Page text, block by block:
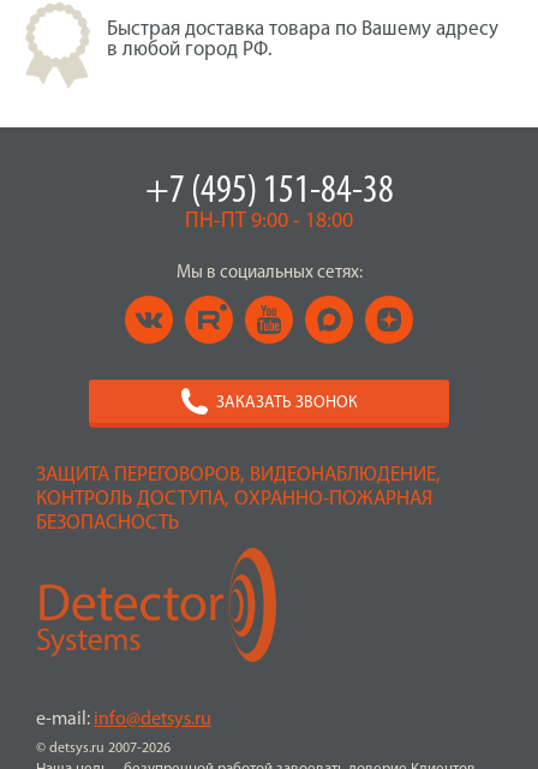
Быстрая доставка товара по Вашему адресу
в любой город РФ.
ЗАЩИТА ПЕРЕГОВОРОВ, ВИДЕОНАБЛЮДЕНИЕ,
КОНТРОЛЬ ДОСТУПА, ОХРАННО-ПОЖАРНАЯ
БЕЗОПАСНОСТЬ
© detsys.ru 2007-2026
e-mail: info@detsys.ru
+7 (495) 151-84-38
ПН-ПТ 9:00 - 18:00
Мы в социальных сетях:
ЗАКАЗАТЬ ЗВОНОК